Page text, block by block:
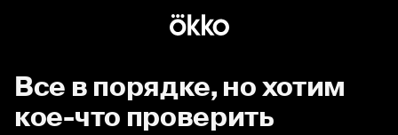
Все в порядке, но хотим
кое-что проверить